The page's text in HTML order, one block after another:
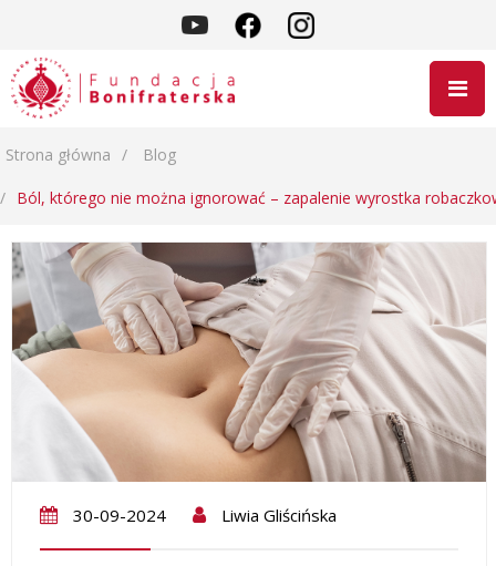
Strona główna Blog
Ból, którego nie można ignorować – zapalenie wyrostka
30-09-2024 Liwia Gliścińska